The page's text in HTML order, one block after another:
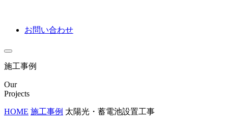
お問い合わせ
施工事例
Our
Projects
HOME 施工事例 太陽光・蓄電池設置工事